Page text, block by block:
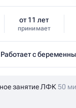
от 11 лет
принимает
Работает с
занятие ЛФК 50